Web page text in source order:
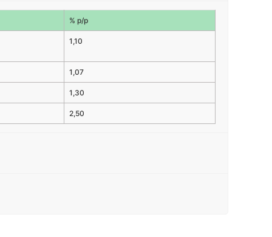
% p/p
1,10
1,07
1,30
2,50